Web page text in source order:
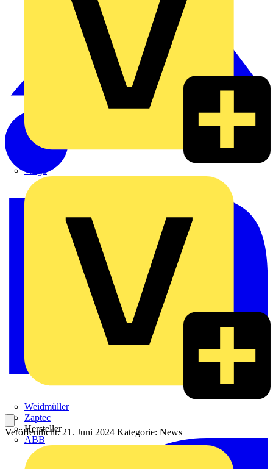
Wago
Weidmüller
Zaptec
Hersteller
ABB
Veröffentlicht: 21. Juni 2024 Kategorie: News